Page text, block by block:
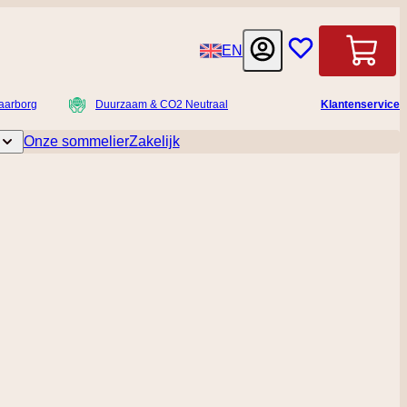
TaalEN
Duurzaam & CO2 Neutraal Klantenservice
submenu for Accessoires
Onze sommelierZakelijk